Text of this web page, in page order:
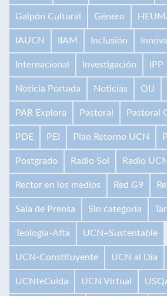
Galpón Cultural Género
IAUCN IIAM Inclusión
Internacional Investigación IPP
Noticia Portada Noticias OIJ
PAR Explora Pastoral Pastoral
PDE PEI Plan Retorno UCN
Postgrado Radio Sol Radio UCN
Rector en los medios Red G9
Sala de Prensa Sin categoría
Teología-Afta UCN+Sustentable
UCN-Constituyente UCN al Día
UCNteCuida UCN Virtual